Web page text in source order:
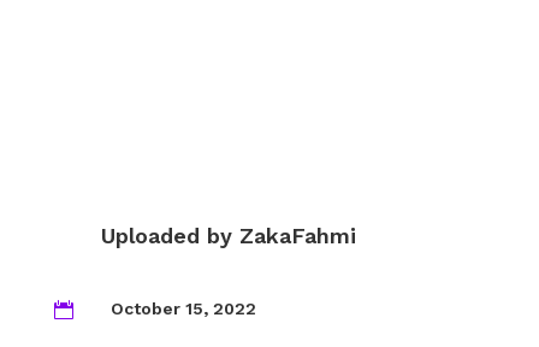
Uploaded by ZakaFahmi
 October 15, 2022